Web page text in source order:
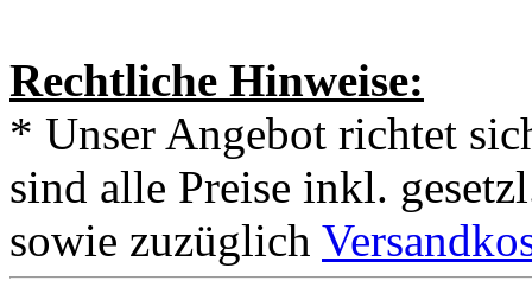
Rechtliche Hinweise:
* Unser Angebot richtet
sind alle Preise inkl.
sowie zuzüglich